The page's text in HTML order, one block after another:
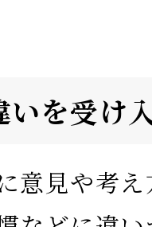
を受け
意見や考